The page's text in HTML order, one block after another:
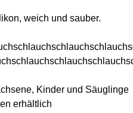
weich und sauber.
Kinder und Säuglinge
erhältlich